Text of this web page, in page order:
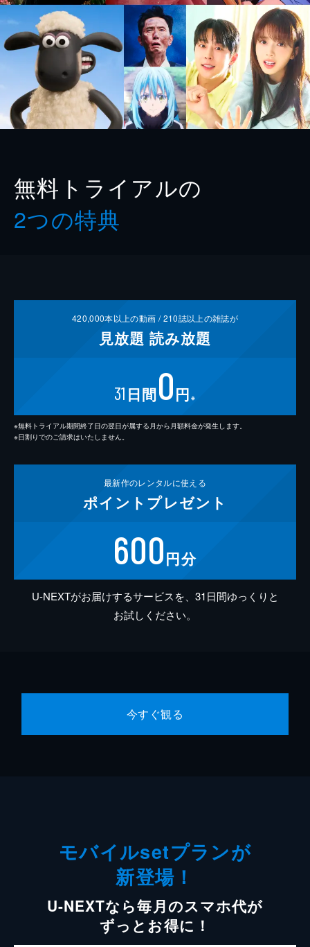
無料トライアルの
2つの特典
420,000本以上の動画 /210誌以上の雑誌が
見放題 読み放題
31 日間0円 ※
※無料トライアル期間終了日の翌日が属する月から月額料金が発生します。
※日割りでのご請求はいたしません。
最新作のレンタルに使える
ポイント プレゼント
600円分
U-NEXTがお届けするサービスを、31日間ゆっくりと
お試しください。
今すぐ観る
モバイルsetプランが
新登場！
U-NEXTなら毎月のスマホ代が
ずっとお得に！